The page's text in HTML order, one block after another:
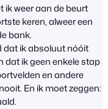
weer aan de beurt
keren, alweer een
bank.
dat ik absoluut nóóit
dat ik geen enkele stap
en andere
En ik moet zeggen: